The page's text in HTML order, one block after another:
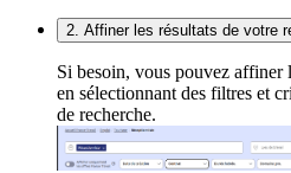
2. Affiner les résultats de votre
Si besoin, vous pouvez affiner
en sélectionnant des filtres et
de recherche.